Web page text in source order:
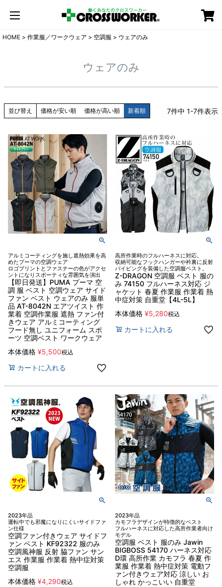
HOME 作業服／ワークウェア 空調服 ウェアのみ
ウェアのみ
並び替え 価格が安い順 価格が高い順 新着順 7件中 1-7件表示
アルミコーティングを施し遮熱効果を高
めたプーマの空調ウェア
ロゴプリントとファスナーの色がアクセ
ントになりスポーティな雰囲気を演出
【即日発送】PUMA プーマ 空
調 服 ベスト 空調ウェア サイド
ファン ベスト ウェアのみ 服単
品 AT-8042N エアツイスト 作
業着 空調作業服 遮熱 ファン付
きウェア アルミコーティング
フード無し ユニフォーム スポ
ーツ 空調ベスト ワークウェア
本体価格 ¥5,500税込
カートに入れる
高所作業時のフルハーネスに対応。
収納可能なフックハンガーや衿裏に反射
パイピングを装備した空調服ベスト。
Z-DRAGON 空調服 ベスト 服の
み 74150 フルハーネス対応 ジ
ャケット 春夏 作業服 作業着 熱
中症対策 自重堂【4L-5L】
本体価格 ¥5,280税込
カートに入れる
2023年品
運転中でも邪魔になりにくいサイドファ
ン仕様
空調ファン付きウェア サイドフ
ァン ベスト KF92322 服のみ
空調風神服 反射 脇ファン サン
エス 作業服 作業着 熱中症対策
空調服
本体価格 ¥4,290税込
2023年品
カモフラデザインが特徴的なベスト
フルハーネスに対応した高所作業者向け
モデル
空調服 ベスト 服のみ Jawin
BIGBOSS 54170 ハーネス対応
D環 高所作業 カモフラ 春夏 作
業服 作業着 熱中症対策 電動フ
ァン付きウェア対応 涼しい お
しゃれ かっこいい 自重堂